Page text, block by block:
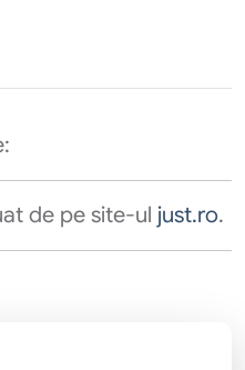
de pe site-ul just.ro.